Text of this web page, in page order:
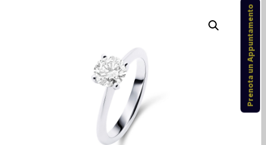
Prenota un Appuntamento